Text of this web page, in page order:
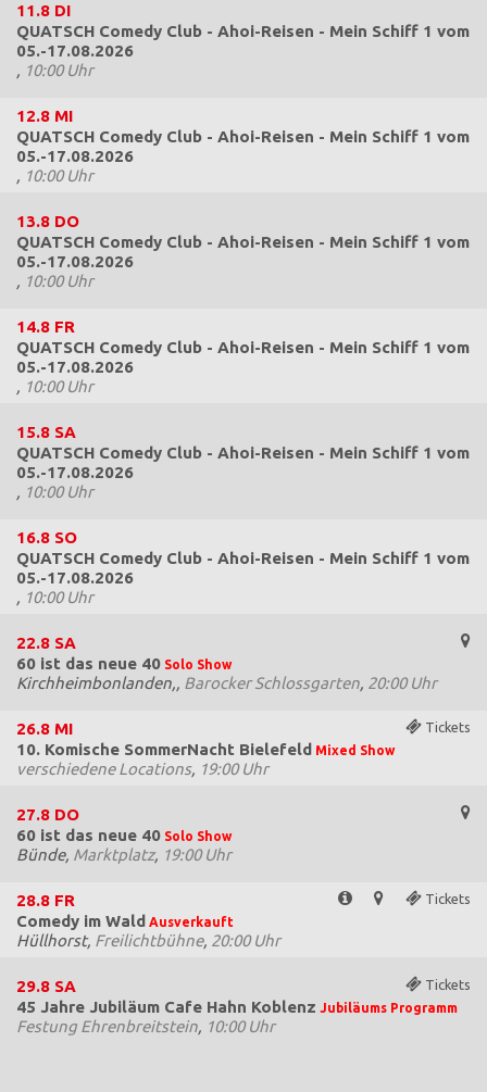
11.8 DI
QUATSCH Comedy Club - Ahoi-Reisen - Mein Schiff 1 vom
05.-17.08.2026
, 10:00 Uhr
12.8 MI
QUATSCH Comedy Club - Ahoi-Reisen - Mein Schiff 1 vom
05.-17.08.2026
, 10:00 Uhr
13.8 DO
QUATSCH Comedy Club - Ahoi-Reisen - Mein Schiff 1 vom
05.-17.08.2026
, 10:00 Uhr
14.8 FR
QUATSCH Comedy Club - Ahoi-Reisen - Mein Schiff 1 vom
05.-17.08.2026
, 10:00 Uhr
15.8 SA
QUATSCH Comedy Club - Ahoi-Reisen - Mein Schiff 1 vom
05.-17.08.2026
, 10:00 Uhr
16.8 SO
QUATSCH Comedy Club - Ahoi-Reisen - Mein Schiff 1 vom
05.-17.08.2026
, 10:00 Uhr
22.8 SA
60 ist das neue 40 Solo Show
Kirchheimbonlanden,, Barocker Schlossgarten, 20:00 Uhr
Tickets
26.8 MI
10. Komische SommerNacht Bielefeld Mixed Show
verschiedene Locations, 19:00 Uhr
27.8 DO
60 ist das neue 40 Solo Show
Bünde, Marktplatz, 19:00 Uhr
Tickets
28.8 FR
Comedy im Wald Ausverkauft
Hüllhorst, Freilichtbühne, 20:00 Uhr
Tickets
29.8 SA
45 Jahre Jubiläum Cafe Hahn Koblenz Jubiläums Programm
Festung Ehrenbreitstein, 10:00 Uhr